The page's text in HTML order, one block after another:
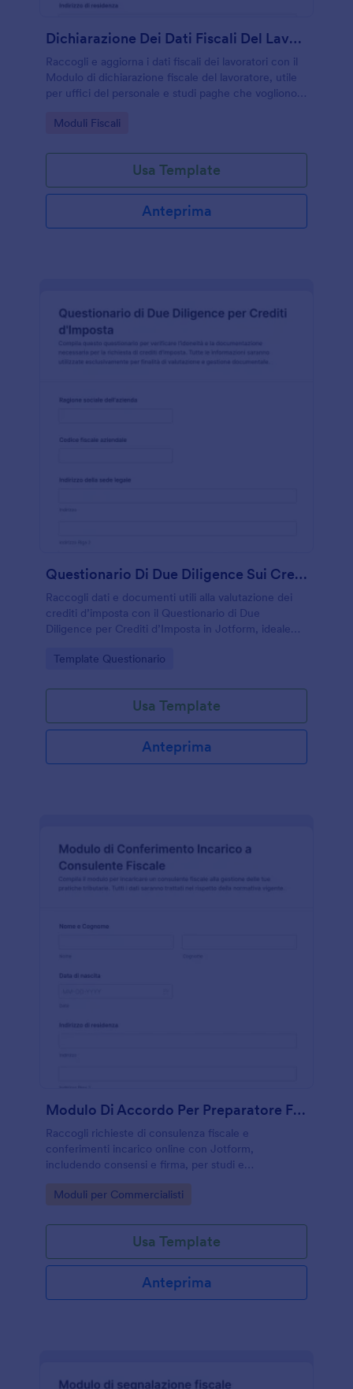
Dichiarazione Dei Dati Fiscali Del Lavoratore
Raccogli e aggiorna i dati fiscali dei lavoratori con il
Modulo di dichiarazione fiscale del lavoratore, utile
per uffici del personale e studi paghe che vogliono
Jotform.
Go to Category:
Moduli Fiscali
Usa Template
Anteprima
Questionario Di Due Diligence Sui Crediti D’imposta
Raccogli dati e documenti utili alla valutazione dei
crediti d’imposta con il Questionario di Due
Diligence per Crediti d’Imposta in Jotform, ideale
pratiche e raccolta dati online.
Go to Category:
Template Questionario
Usa Template
Anteprima
Modulo Di Accordo Per Preparatore Fiscale
Raccogli richieste di consulenza fiscale e
conferimenti incarico online con Jotform,
includendo consensi e firma, per studi e
dati e gestire ogni risposta in modo ordinato.
Go to Category:
Moduli per Commercialisti
Usa Template
Anteprima